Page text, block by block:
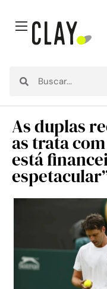
As duplas
as trata
está